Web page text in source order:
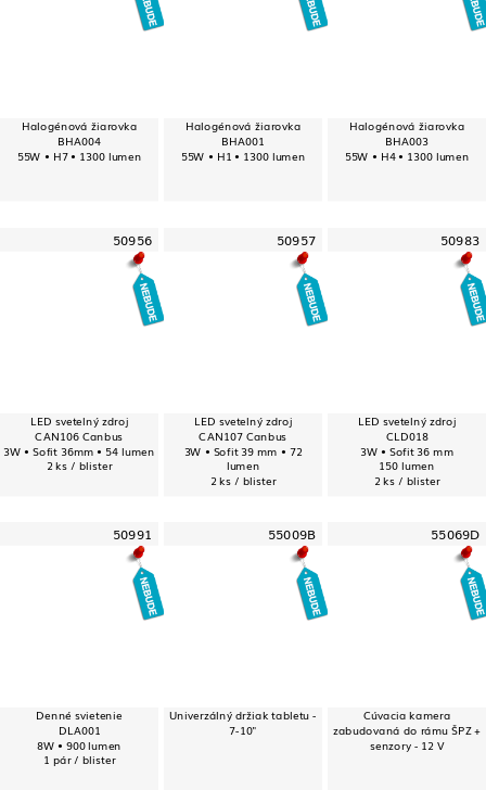
Halogénová žiarovka
BHA004
55W • H7 • 1300 lumen
Halogénová žiarovka
BHA001
55W • H1 • 1300 lumen
Halogénová žiarovka
BHA003
55W • H4 • 1300 lumen
50956
LED svetelný zdroj
CAN106 Canbus
3W • Sofit 36mm • 54 lumen
2 ks / blister
50957
LED svetelný zdroj
CAN107 Canbus
3W • Sofit 39 mm • 72
lumen
2 ks / blister
50983
LED svetelný zdroj
CLD018
3W • Sofit 36 mm
150 lumen
2 ks / blister
50991
Denné svietenie
DLA001
8W • 900 lumen
1 pár / blister
55009B
Univerzálný držiak tabletu -
7-10"
55069D
Cúvacia kamera
zabudovaná do rámu ŠPZ +
senzory - 12 V